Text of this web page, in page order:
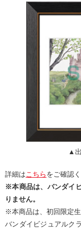
▲
詳細はこちらをご確認く
※本商品は、バンダイ
りません。
※本商品は、初回限定生
バンダイビジュアルク